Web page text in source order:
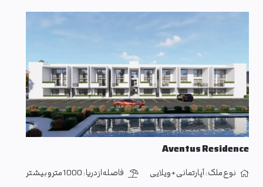
Aventus Residence
نوع ملک :آپارتمانی + ویلایی فاصله از دریا :1000 متر و بیشتر